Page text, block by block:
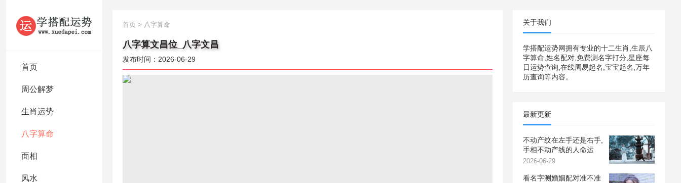
首页
周公解梦
生肖运势
八字算命
面相
风水
首页 > 八字算命
八字算文昌位_八字文昌
发布时间：2026-06-29
关于我们
学搭配运势网拥有专业的十二生肖,生辰八
字算命,姓名配对,免费测名字打分,星座每
日运势查询,在线周易起名,宝宝起名,万年
历查询等内容。
最新更新
不动产纹在左手还是右手,
手相不动产线的人命运
2026-06-29
看名字测婚姻配对准不准